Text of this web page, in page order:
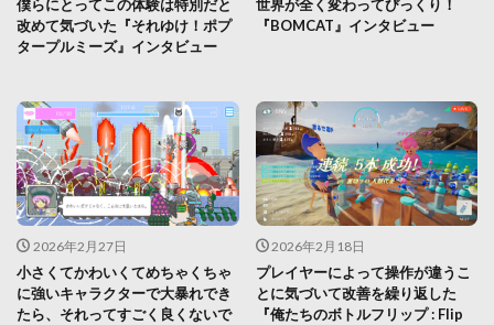
僕らにとってこの体験は特別だと
改めて気づいた『それゆけ！ポプ
タープルミーズ』インタビュー
世界が全く変わってびっくり！
『BOMCAT』インタビュー
2026年2月27日
小さくてかわいくてめちゃくちゃ
に強いキャラクターで大暴れでき
たら、それってすごく良くないで
2026年2月18日
プレイヤーによって操作が違うこ
とに気づいて改善を繰り返した
『俺たちのボトルフリップ : Flip